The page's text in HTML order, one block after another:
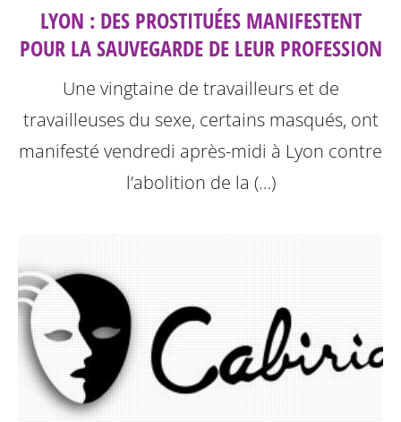
LYON : DES PROSTITUÉES MANIFESTENT
POUR LA SAUVEGARDE DE LEUR PROFESSION
Une vingtaine de travailleurs et de
travailleuses du sexe, certains masqués, ont
manifesté vendredi après-midi à Lyon contre
l’abolition de la (…)